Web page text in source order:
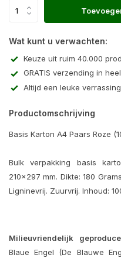
Wat kunt u verwachten:
Keuze uit ruim 40.000
GRATIS verzending in
Altijd een leuke verrassing
Productomschrijving
Basis Karton A4 Paars Roze
Bulk verpakking basis
210x297 mm. Dikte: 180
Ligninevrij. Zuurvrij. Inhoud:
Milieuvriendelijk
Blaue Engel (De Blauwe